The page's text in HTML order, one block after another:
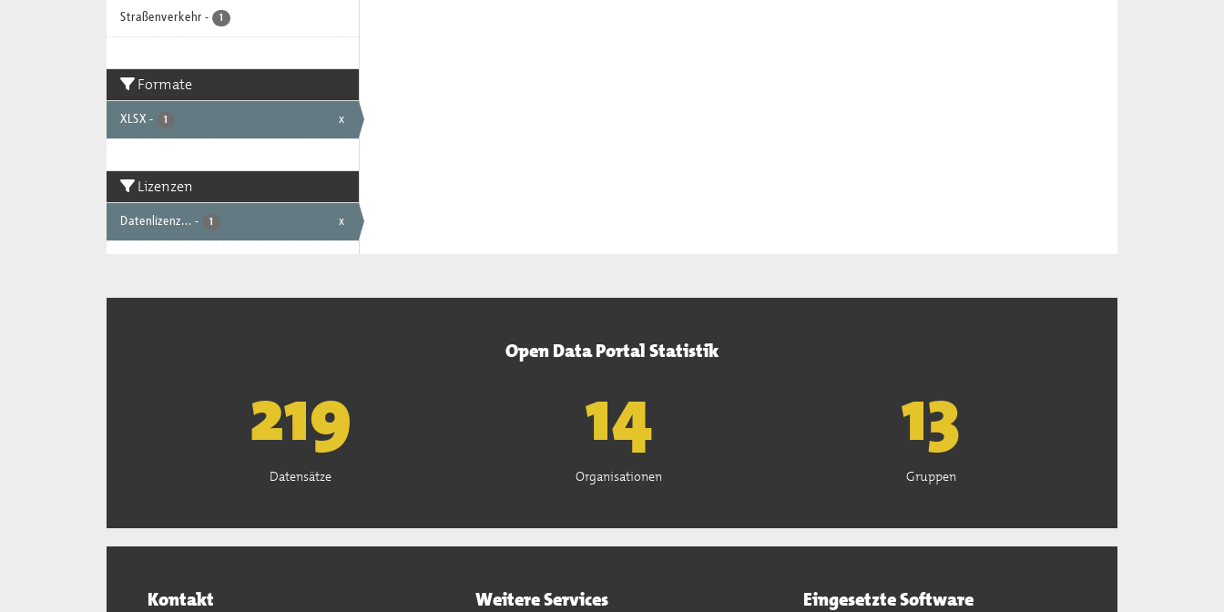
Straßenverkehr - 1
Formate
XLSX - 1 x
Lizenzen
Datenlizenz... - 1 x
Open Data Portal Statistik
222
Datensätze
15
Organisationen
13
Gruppen
Kontakt Weitere Services Eingesetzte Software